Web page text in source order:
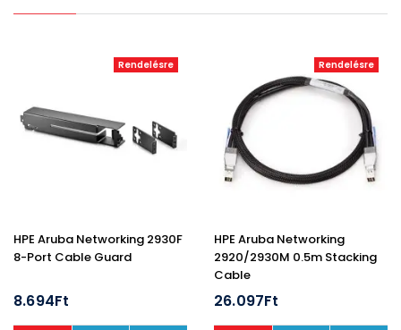
Rendelésre
HPE Aruba Networking 2930F
8-Port Cable Guard
8.694Ft
Rendelésre
HPE Aruba Networking
2920/2930M 0.5m Stacking
Cable
26.097Ft